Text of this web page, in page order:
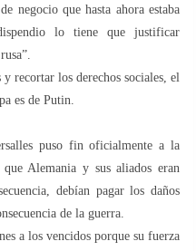
negocio que hasta ahora estaba
lo tiene que justificar
recortar los derechos sociales, el
es de Putin.
puso fin oficialmente a la
Alemania y sus aliados eran
debían pagar los daños
de la guerra.
a los vencidos porque su fuerza